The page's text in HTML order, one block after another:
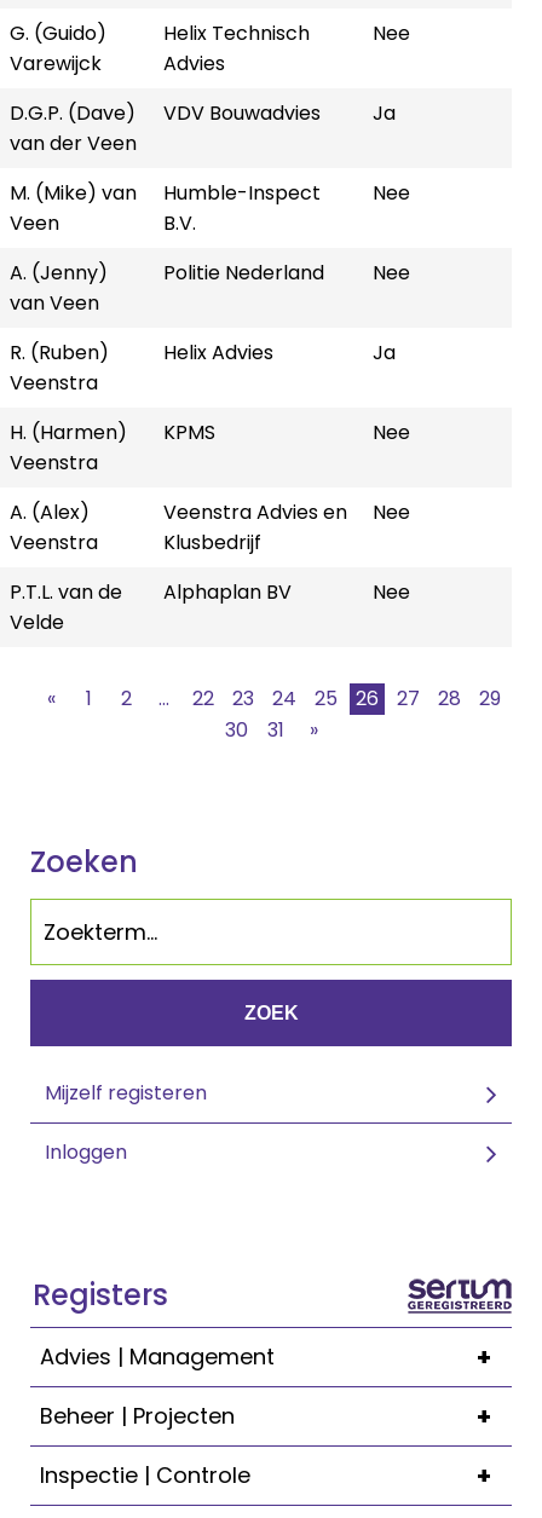
G. (Guido)
Varewijck
Helix Technisch
Advies
Nee
D.G.P. (Dave)
van der Veen
VDV Bouwadvies Ja
M. (Mike) van
Veen
Humble-Inspect
B.V.
Nee
A. (Jenny)
van Veen
Politie Nederland Nee
R. (Ruben)
Veenstra
Helix Advies Ja
H. (Harmen)
Veenstra
KPMS Nee
A. (Alex)
Veenstra
Veenstra Advies en
Klusbedrijf
Nee
P.T.L. van de
Velde
Alphaplan BV Nee
« 1 2 ... 22 23 24 25 26 27 28
29
30
31 »
Zoeken
ZOEK
Mijzelf registeren
Inloggen
Registers
+
Advies | Management
+
Beheer | Projecten
+
Inspectie | Controle